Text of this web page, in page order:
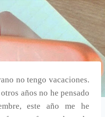
no tengo vacaciones.
años no he pensado
este año me he